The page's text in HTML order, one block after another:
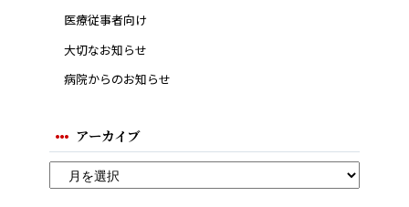
医療従事者向け
大切なお知らせ
病院からのお知らせ
アーカイブ